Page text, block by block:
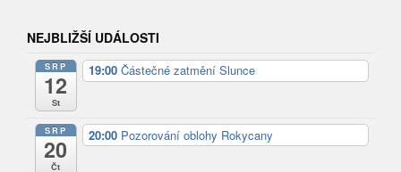
NEJBLIŽŠÍ UDÁLOSTI
SRP
12
St
19:00 Částečné zatmění Slunce
SRP
20
Čt
20:00 Pozorování oblohy Rokycany